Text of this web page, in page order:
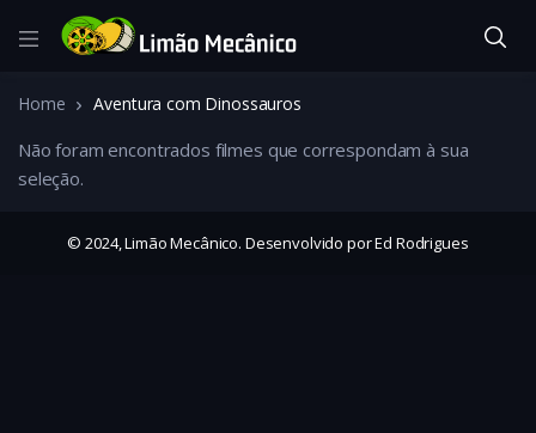
Home Aventura com Dinossauros
Não foram encontrados filmes que correspondam à sua
seleção.
© 2024, Limão Mecânico. Desenvolvido por Ed Rodrigues